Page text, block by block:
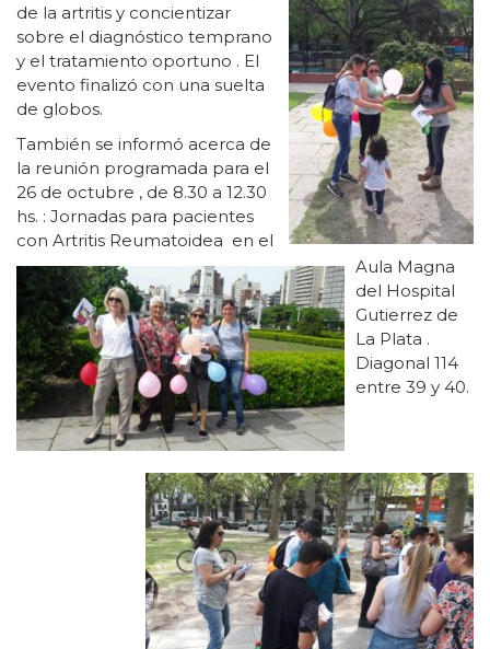
de la artritis y concientizar
sobre el diagnóstico temprano
y el tratamiento oportuno . El
evento finalizó con una suelta
de globos.
También se informó acerca de
la reunión programada para el
26 de octubre , de 8.30 a 12.30
hs. : Jornadas para pacientes
con Artritis Reumatoidea en el
Aula Magna
del Hospital
Gutierrez de
La Plata .
Diagonal 114
entre 39 y 40.